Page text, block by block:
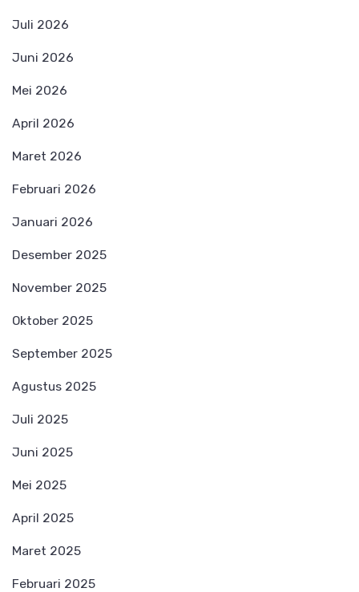
Juli 2026
Juni 2026
Mei 2026
April 2026
Maret 2026
Februari 2026
Januari 2026
Desember 2025
November 2025
Oktober 2025
September 2025
Agustus 2025
Juli 2025
Juni 2025
Mei 2025
April 2025
Maret 2025
Februari 2025